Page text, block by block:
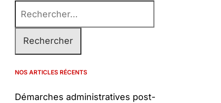
NOS ARTICLES RÉCENTS
Démarches administratives post-